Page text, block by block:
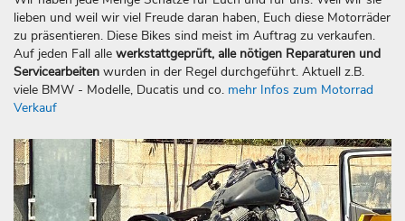
lieben und weil wir viel Freude daran haben, Euch diese Motorräder
zu präsentieren. Diese Bikes sind meist im Auftrag zu verkaufen.
Auf jeden Fall alle werkstattgeprüft, alle nötigen Reparaturen und
Servicearbeiten wurden in der Regel durchgeführt. Aktuell z.B.
viele BMW - Modelle, Ducatis und co. mehr Infos zum Motorrad
Verkauf